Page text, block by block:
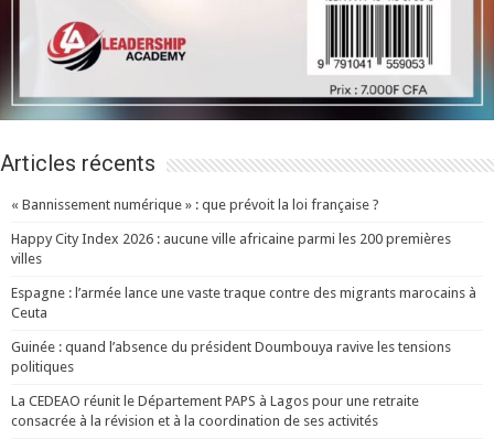
Articles récents
« Bannissement numérique » : que prévoit la loi française ?
Happy City Index 2026 : aucune ville africaine parmi les 200 premières
villes
Espagne : l’armée lance une vaste traque contre des migrants marocains à
Ceuta
Guinée : quand l’absence du président Doumbouya ravive les tensions
politiques
La CEDEAO réunit le Département PAPS à Lagos pour une retraite
consacrée à la révision et à la coordination de ses activités